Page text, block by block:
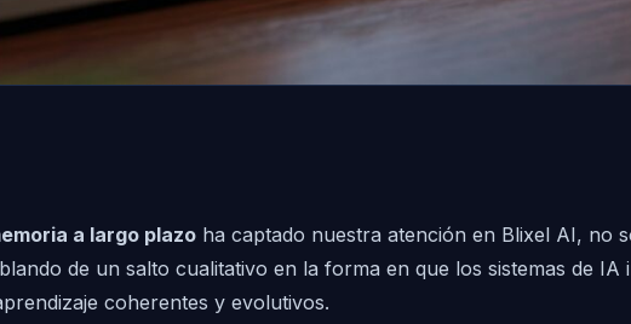
a largo plazo ha captado nuestra atención en Blixel AI, no
de un salto cualitativo en la forma en que los sistemas de
coherentes y evolutivos.